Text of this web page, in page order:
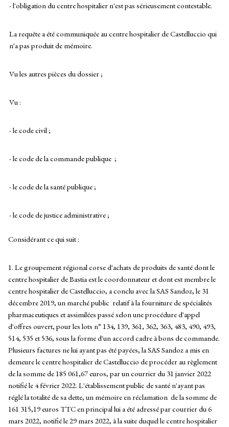
- l'obligation du centre hospitalier n'est pas sérieusement contestable.
La requête a été communiquée au centre hospitalier de Castelluccio qui
n'a pas produit de mémoire.
Vu les autres pièces du dossier ;
Vu :
- le code civil ;
- le code de la commande publique ;
- le code de la santé publique ;
- le code de justice administrative ;
Considérant ce qui suit :
1. Le groupement régional corse d'achats de produits de santé dont le
centre hospitalier de Bastia est le coordonnateur et dont est membre le
centre hospitalier de Castelluccio, a conclu avec la SAS Sandoz, le 31
décembre 2019, un marché public relatif à la fourniture de spécialités
pharmaceutiques et assimilées passé selon une procédure d'appel
d'offres ouvert, pour les lots n° 134, 139, 361, 362, 363, 483, 490, 493,
514, 535 et 536, sous la forme d'un accord cadre à bons de commande.
Plusieurs factures ne lui ayant pas été payées, la SAS Sandoz a mis en
demeure le centre hospitalier de Castelluccio de procéder au règlement
de la somme de 185 061,67 euros, par un courrier du 31 janvier 2022
notifié le 4 février 2022. L'établissement public de santé n'ayant pas
réglé la totalité de sa dette, un mémoire en réclamation de la somme de
161 315,19 euros TTC en principal lui a été adressé par courrier du 6
mars 2022, notifié le 29 mars 2022, à la suite duquel le centre hospitalier